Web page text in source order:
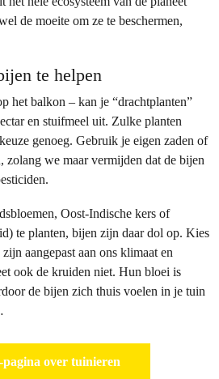
de moeite om ze te beschermen,
te helpen
het balkon – kan je “drachtplanten”
en stuifmeel uit. Zulke planten
genoeg. Gebruik je eigen zaden of
zolang we maar vermijden dat de bijen
Oost-Indische kers of
te planten, bijen zijn daar dol op. Kies
aangepast aan ons klimaat en
ook de kruiden niet. Hun bloei is
de bijen zich thuis voelen in je tuin
over tuinieren